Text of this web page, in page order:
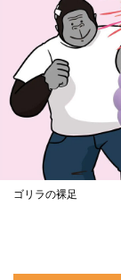
ゴリラの裸足